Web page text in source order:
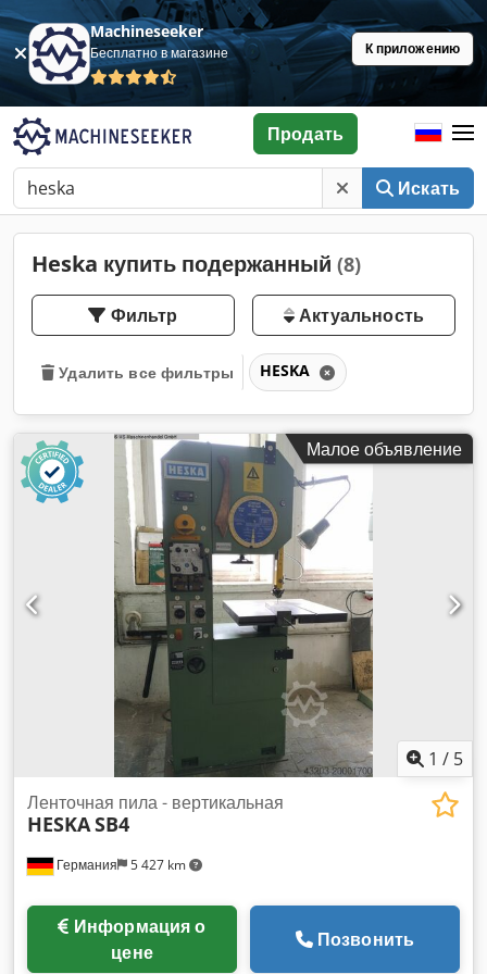
Machineseeker
Бесплатно в магазине К приложению
Искать
Продать
Heska купить подержанный (8)
Фильтр Актуальность
Удалить все фильтры HESKA
Малое объявление
1 / 5
Германия 5 427 km
Ленточная пила - вертикальная
HESKASB4
цене
Позвонить